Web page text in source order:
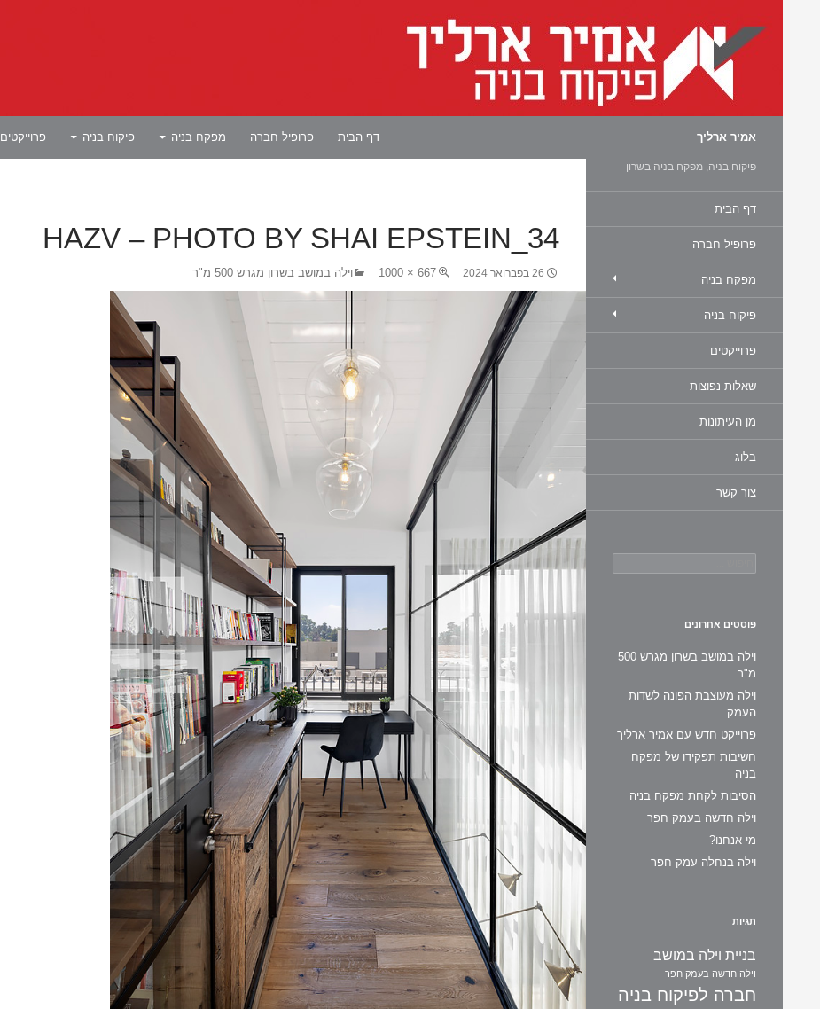
אמיר ארליך
דף הבית
פרופיל חברה מפקח בניה פיקוח בניה פרוייקטים
HAZV – PHOTO BY SHAI EPSTEIN_34
26 בפברואר 2024 667 × 1000 וילה במושב בשרון מגרש 500 מ"ר
פיקוח בניה, מפקח בניה בשרון
דף הבית
פרופיל חברה
מפקח בניה
פיקוח בניה
פרוייקטים
שאלות נפוצות
מן העיתונות
בלוג
צור קשר
פוסטים אחרונים
וילה במושב בשרון מגרש 500
מ"ר
וילה מעוצבת הפונה לשדות
העמק
פרוייקט חדש עם אמיר ארליך
חשיבות תפקידו של מפקח
בניה
הסיבות לקחת מפקח בניה
וילה חדשה בעמק חפר
מי אנחנו?
וילה בנחלה עמק חפר
תגיות
בניית וילה במושב
וילה חדשה בעמק חפר
חברה לפיקוח בניה